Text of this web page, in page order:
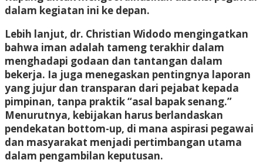
dalam kegiatan ini ke depan.
Lebih lanjut, dr. Christian Widodo mengingatkan
bahwa iman adalah tameng terakhir dalam
menghadapi godaan dan tantangan dalam
bekerja. Ia juga menegaskan pentingnya laporan
yang jujur dan transparan dari pejabat kepada
pimpinan, tanpa praktik “asal bapak senang.”
Menurutnya, kebijakan harus berlandaskan
pendekatan bottom-up, di mana aspirasi pegawai
dan masyarakat menjadi pertimbangan utama
dalam pengambilan keputusan.